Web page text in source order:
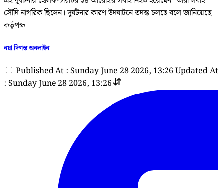
সৌদি নাগরিক ছিলেন। দুর্ঘটনার কারণ উদ্ঘাটনে তদন্ত চলছে বলে জানিয়েছে
কর্তৃপক্ষ।
নয়া দিগন্ত অনলাইন
Published At : Sunday June 28 2026, 13:26 Updated At
: Sunday June 28 2026, 13:26